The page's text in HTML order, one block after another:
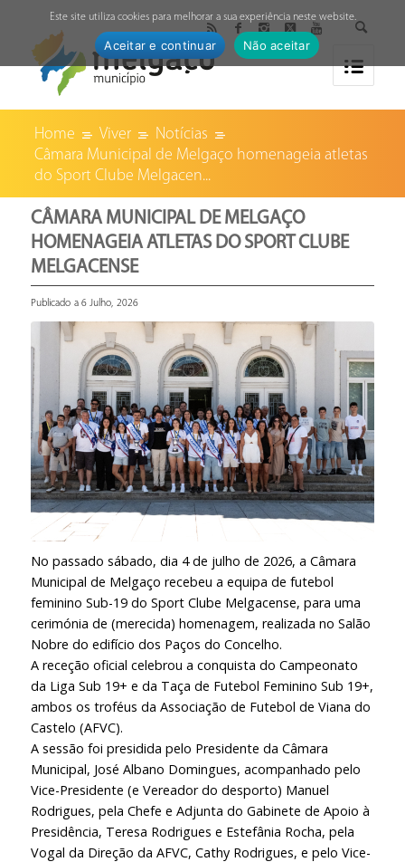
Home Viver
Notícias
Câmara Municipal de Melgaço homenageia atletas
do Sport Clube Melgacen...
CÂMARA MUNICIPAL DE MELGAÇO
HOMENAGEIA ATLETAS DO SPORT CLUBE
MELGACENSE
Publicado a 6 Julho, 2026
No passado sábado, dia 4 de julho de 2026, a Câmara
Municipal de Melgaço recebeu a equipa de futebol
feminino Sub-19 do Sport Clube Melgacense, para uma
cerimónia de (merecida) homenagem, realizada no Salão
Nobre do edifício dos Paços do Concelho.
A receção oficial celebrou a conquista do Campeonato
da Liga Sub 19+ e da Taça de Futebol Feminino Sub 19+,
ambos os troféus da Associação de Futebol de Viana do
Castelo (AFVC).
A sessão foi presidida pelo Presidente da Câmara
Municipal, José Albano Domingues, acompanhado pelo
Vice-Presidente (e Vereador do desporto) Manuel
Rodrigues, pela Chefe e Adjunta do Gabinete de Apoio à
Presidência, Teresa Rodrigues e Estefânia Rocha, pela
Vogal da Direção da AFVC, Cathy Rodrigues, e pelo Vice-
Este site utiliza cookies para melhorar a sua experiência neste website.
Aceitar e continuar Não aceitar